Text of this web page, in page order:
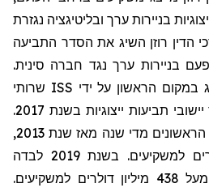
בניירות ערך ובליטיגציה נגזרת
הדין רוזן השיג את הסדר התביעה
פעם בניירות ערך נגד חברה סינית.
במקום הראשון על ידי ISS שרותי
תביעה ייצוגית, בגין מספר יישובי תביעות ייצוגיות בשנת 2017.
המשרד מדורג בין ארבעת הראשונים מדי שנה מאז שנת 2013,
והחזיר מאות מיליוני דולרים למשקיעים. בשנת 2019 לבדה
משרד עורכי הדין החזיר מעל 438 מיליון דולרים למשקיעים.